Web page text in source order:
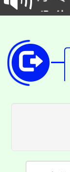
版
公
車
桃
公
代
公
代
轉
《
轉